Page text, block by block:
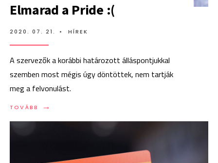
Elmarad a Pride :(
2020. 07. 21. • HÍREK
A szervezők a korábbi határozott álláspontjukkal
szemben most mégis úgy döntöttek, nem tartják
meg a felvonulást.
TOVÁBB →
TOVÁBB:
A